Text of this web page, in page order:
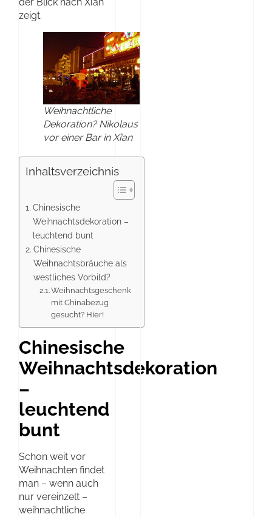
zeigt.
Weihnachtliche
Dekoration? Nikolaus
vor einer Bar in Xi’an
Inhaltsverzeichnis
Chinesische
Weihnachtsdekoration –
leuchtend bunt
Chinesische
Weihnachtsbräuche als
westliches Vorbild?
Weihnachtsgeschenk
mit Chinabezug
gesucht? Hier!
Chinesische
Weihnachtsdekoration
–
leuchtend
bunt
Schon weit vor
Weihnachten findet
man – wenn auch
nur vereinzelt –
weihnachtliche